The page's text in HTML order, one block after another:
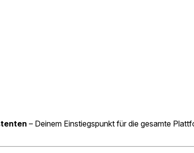
– Deinem Einstiegspunkt für die gesamte